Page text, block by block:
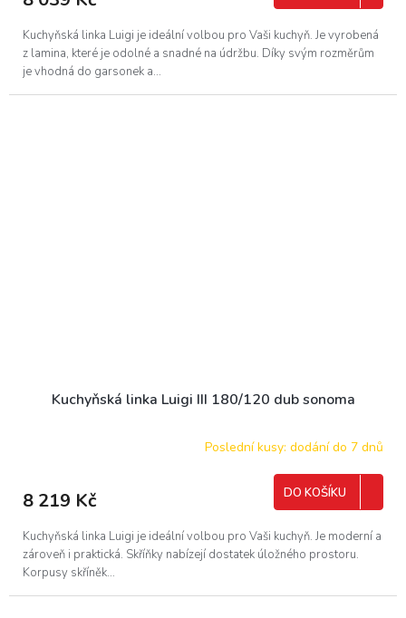
Kuchyňská linka Luigi je ideální volbou pro Vaši kuchyň. Je vyrobená
z lamina, které je odolné a snadné na údržbu. Díky svým rozměrům
je vhodná do garsonek a...
Kuchyňská linka Luigi III 180/120 dub sonoma
Poslední kusy: dodání do 7 dnů
8 219 Kč DO KOŠÍKU
Kuchyňská linka Luigi je ideální volbou pro Vaši kuchyň. Je moderní a
zároveň i praktická. Skříňky nabízejí dostatek úložného prostoru.
Korpusy skříněk...